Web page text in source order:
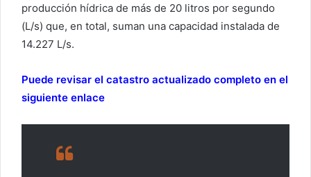
producción hídrica de más de 20 litros por segundo
(L/s) que, en total, suman una capacidad instalada de
14.227 L/s.
Puede revisar el catastro actualizado completo en el
siguiente enlace